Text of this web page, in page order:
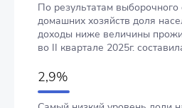
По результатам выборочного
домашних хозяйств доля
доходы ниже величины
во II квартале 2025г.
2,9%